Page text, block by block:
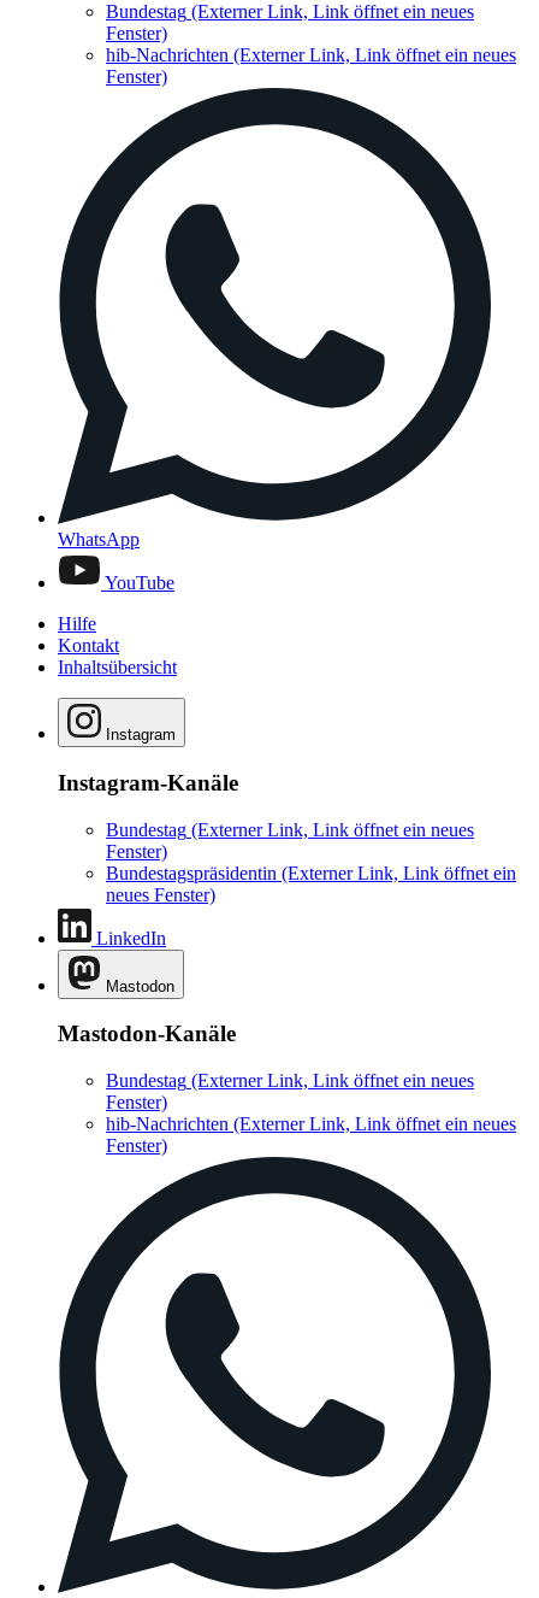
Bundestag (Externer Link, Link öffnet ein neues
Fenster)
hib-Nachrichten (Externer Link, Link öffnet ein neues
Fenster)
WhatsApp
YouTube
Hilfe
Kontakt
Inhaltsübersicht
Instagram
Instagram-Kanäle
Bundestag (Externer Link, Link öffnet ein neues
Fenster)
Bundestagspräsidentin (Externer Link, Link öffnet ein
neues Fenster)
LinkedIn
Mastodon
Mastodon-Kanäle
Bundestag (Externer Link, Link öffnet ein neues
Fenster)
hib-Nachrichten (Externer Link, Link öffnet ein neues
Fenster)